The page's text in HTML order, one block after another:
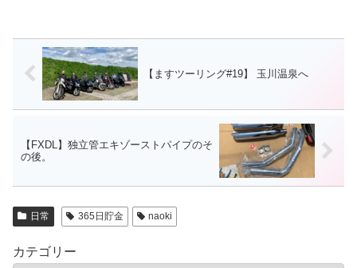
【ますツーリング#19】 玉川温泉へ
【FXDL】独立管エキゾーストパイプのそ
の後。
日常 365日貯金 naoki
カテゴリー